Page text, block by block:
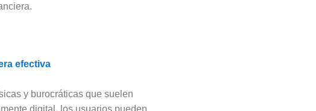
efectiva
y burocráticas que suelen
digital, los usuarios pueden